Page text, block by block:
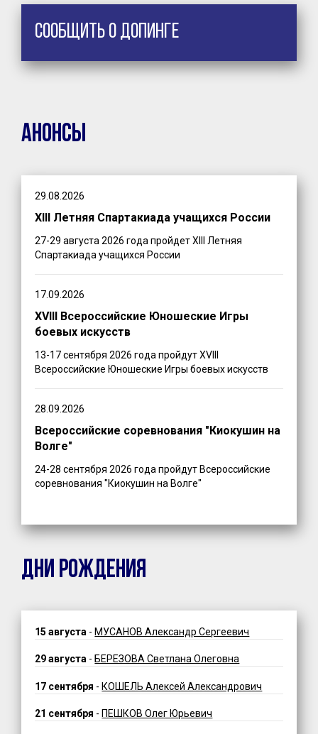
Сообщить о допинге
Анонсы
29.08.2026
XIII Летняя Спартакиада учащихся России
27-29 августа 2026 года пройдет XIII Летняя
Спартакиада учащихся России
17.09.2026
XVIII Всероссийские Юношеские Игры
боевых искусств
13-17 сентября 2026 года пройдут XVIII
Всероссийские Юношеские Игры боевых искусств
28.09.2026
Всероссийские соревнования "Киокушин на
Волге"
24-28 сентября 2026 года пройдут Всероссийские
соревнования "Киокушин на Волге"
ДНИ РОЖДЕНИЯ
15 августа - МУСАНОВ Александр Сергеевич
29 августа - БЕРЕЗОВА Светлана Олеговна
17 сентября - КОШЕЛЬ Алексей Александрович
21 сентября - ПЕШКОВ Олег Юрьевич